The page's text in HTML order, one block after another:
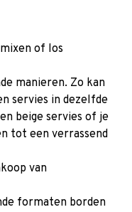
of los
manieren. Zo kan
servies in dezelfde
beige servies of je
tot een verrassend
van
formaten borden